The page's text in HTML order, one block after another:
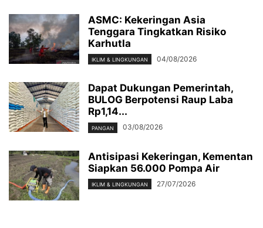
ASMC: Kekeringan Asia
Tenggara Tingkatkan Risiko
Karhutla
IKLIM & LINGKUNGAN 04/08/2026
Dapat Dukungan Pemerintah,
BULOG Berpotensi Raup Laba
Rp1,14...
PANGAN 03/08/2026
Antisipasi Kekeringan, Kementan
Siapkan 56.000 Pompa Air
IKLIM & LINGKUNGAN 27/07/2026